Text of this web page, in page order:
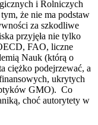
i Rolniczych
że nie ma podstaw
za szkodliwe
przyjęła nie tylko
FAO, liczne
Nauk (którą o
ciężko podejrzewać, a
ukrytych
GMO). Co
choć autorytety w